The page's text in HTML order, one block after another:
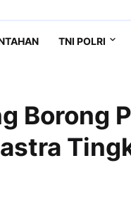
TNI POLRI
Borong